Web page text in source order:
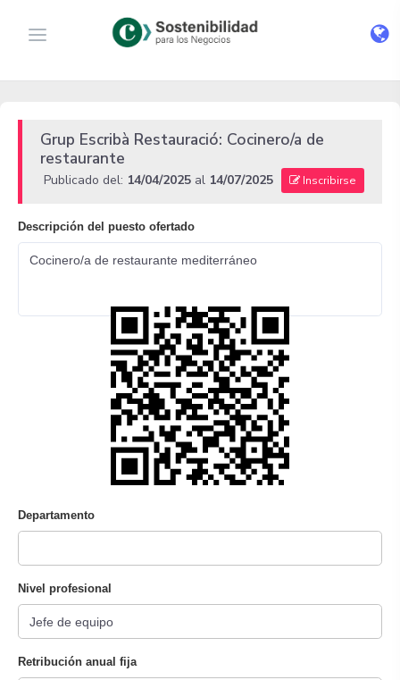
Grup Escribà Restauració: Cocinero/a de
restaurante
Publicado del: 14/04/2025 al 14/07/2025 Inscribirse
Descripción del puesto ofertado
Cocinero/a de restaurante mediterráneo
Departamento
Nivel profesional
Retribución anual fija